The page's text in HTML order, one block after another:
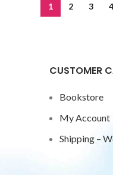
1 2 3 4
CUSTOMER
Bookstore
My Account
Shipping –